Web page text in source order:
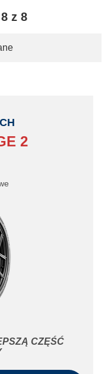
z 8
2
CZĘŚĆ